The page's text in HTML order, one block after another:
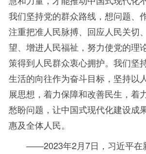
我们坚持党的群众路线，想问题、
注重把准人民脉搏、回应人民关切
望、增进人民福祉，努力使党的理
策得到人民群众衷心拥护。我们坚
生活的向往作为奋斗目标，坚持以
展思想，着力保障和改善民生，着
愁盼问题，让中国式现代化建设成
惠及全体人民。
——2023年2月7日，习近平在